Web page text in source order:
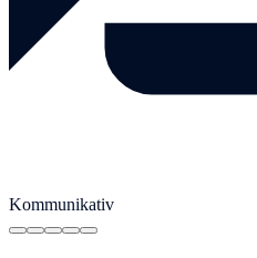
Kommunikativ